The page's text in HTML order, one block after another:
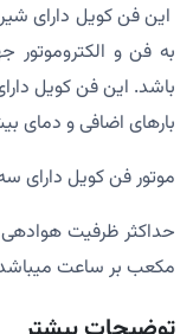
این فن کویل دارای
به فن و
باشد. این فن کویل
بارهای اضافی و دمای
موتور فن کویل دارای
مکعب بر ساعت